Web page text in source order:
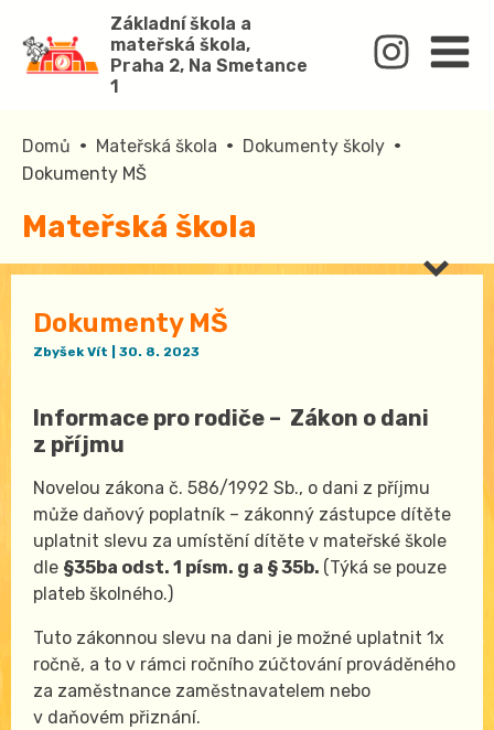
Základní škola a
mateřská škola,
Praha 2, Na Smetance
1
Domů • Mateřská škola • Dokumenty školy •
Dokumenty MŠ
Mateřská škola
Dokumenty MŠ
Zbyšek Vít 30. 8. 2023
Informace pro rodiče – Zákon o dani
z příjmu
Novelou zákona č. 586/1992 Sb., o dani z příjmu
může daňový poplatník – zákonný zástupce dítěte
uplatnit slevu za umístění dítěte v mateřské škole
dle §35ba odst. 1 písm. g a § 35b. (Týká se pouze
plateb školného.)
Tuto zákonnou slevu na dani je možné uplatnit 1x
ročně, a to v rámci ročního zúčtování prováděného
za zaměstnance zaměstnavatelem nebo
v daňovém přiznání.